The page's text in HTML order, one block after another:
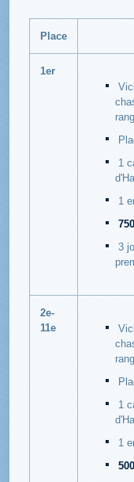
Place
1er
1
1
750
3
2e-
11e
1
1
500